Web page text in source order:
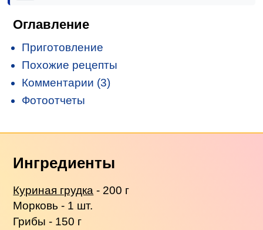
Оглавление
Приготовление
Похожие рецепты
Комментарии (3)
Фотоотчеты
Ингредиенты
Куриная грудка - 200 г
Морковь - 1 шт.
Грибы - 150 г